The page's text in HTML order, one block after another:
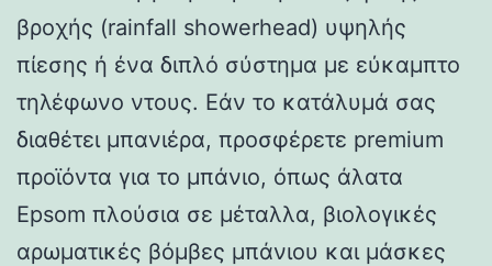
βροχής (rainfall showerhead) υψηλής
πίεσης ή ένα διπλό σύστημα με εύκαμπτο
τηλέφωνο ντους. Εάν το κατάλυμά σας
διαθέτει μπανιέρα, προσφέρετε premium
προϊόντα για το μπάνιο, όπως άλατα
Epsom πλούσια σε μέταλλα, βιολογικές
αρωματικές βόμβες μπάνιου και μάσκες